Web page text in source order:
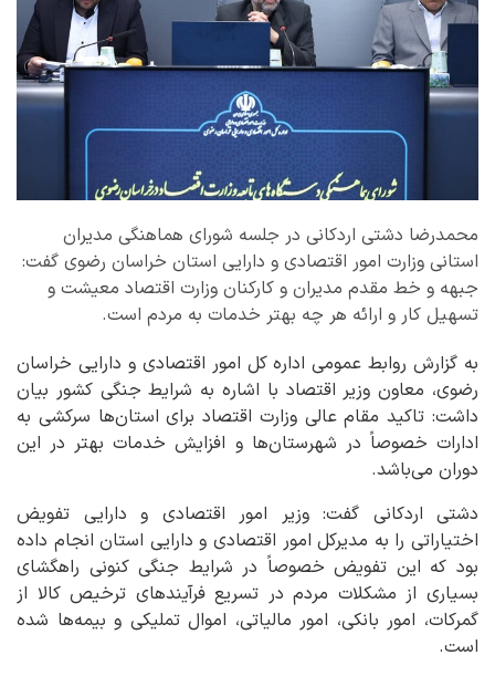
محمدرضا دشتی اردکانی در جلسه شورای هماهنگی مدیران
استانی وزارت امور اقتصادی و دارایی استان خراسان رضوی گفت:
جبهه و خط مقدم مدیران و کارکنان وزارت اقتصاد معیشت و
تسهیل کار و ارائه هر چه بهتر خدمات به مردم است.
به گزارش روابط عمومی اداره کل امور اقتصادی و دارایی خراسان
رضوی، معاون وزیر اقتصاد با اشاره به شرایط جنگی کشور بیان
داشت: تاکید مقام عالی وزارت اقتصاد برای استان‌ها سرکشی به
ادارات خصوصاً در شهرستان‌ها و افزایش خدمات بهتر در این
دوران می‌باشد.
دشتی اردکانی گفت: وزیر امور اقتصادی و دارایی تفویض
اختیاراتی را به مدیرکل امور اقتصادی و دارایی استان انجام داده
بود که این تفویض‌ خصوصاً در شرایط جنگی کنونی راهگشای
بسیاری از مشکلات مردم در تسریع فرآیندهای ترخیص کالا از
گمرکات، امور بانکی، امور مالیاتی، اموال تملیکی و بیمه‌ها شده
است.